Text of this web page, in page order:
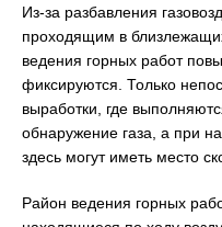
Из-за разбавления
проходящим в
ведения горных работ
фиксируются. Только
выработки, где
обнаружение газа, а при
здесь могут иметь место
Район ведения горных